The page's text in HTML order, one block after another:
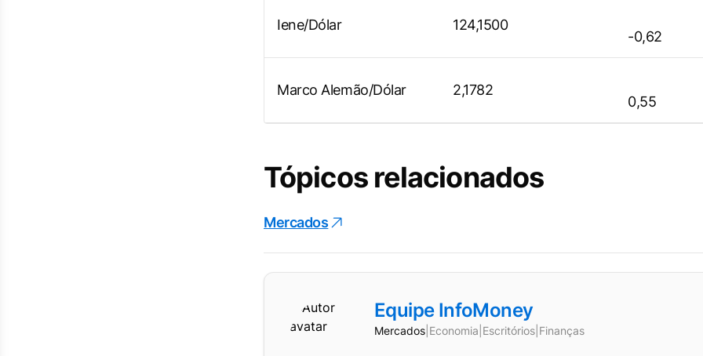
Iene/Dólar 124,1500
-0,62
Marco Alemão/Dólar 2,1782
0,55
Tópicos relacionados
Mercados
Equipe InfoMoney
Mercados Economia Escritórios Finanças